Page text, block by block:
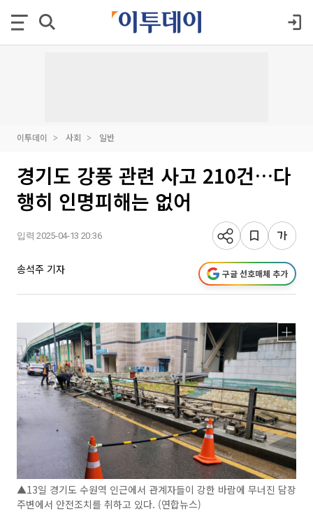
이투데이 사회 일반
경기도 강풍 관련 사고 210건…다
행히 인명피해는 없어
입력 2025-04-13 20:36
송석주 기자 구글 선호매체 추가
▲13일 경기도 수원역 인근에서 관계자들이 강한 바람에 무너진 담장
주변에서 안전조치를 취하고 있다. (연합뉴스)